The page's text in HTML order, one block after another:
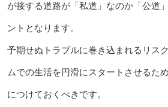
が接する道路が「私道」なのか「公道
ントとなります。
予期せぬトラブルに巻き込まれるリス
ムでの生活を円滑にスタートさせるた
につけておくべきです。